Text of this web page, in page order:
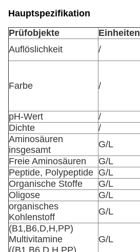
Hauptspezifikation
Prüfobjekte
Einheiten
Auflöslichkeit
/
Farbe /
pH-Wert /
Dichte
/
Aminosäuren
insgesamt
G/L
Freie Aminosäuren
G/L
Peptide, Polypeptide G/L
Organische Stoffe
G/L
Oligose
G/L
organisches
Kohlenstoff
G/L
(B1,B6,D,H,PP)
Multivitamine
((B1,B6,D,H,PP)
G/L